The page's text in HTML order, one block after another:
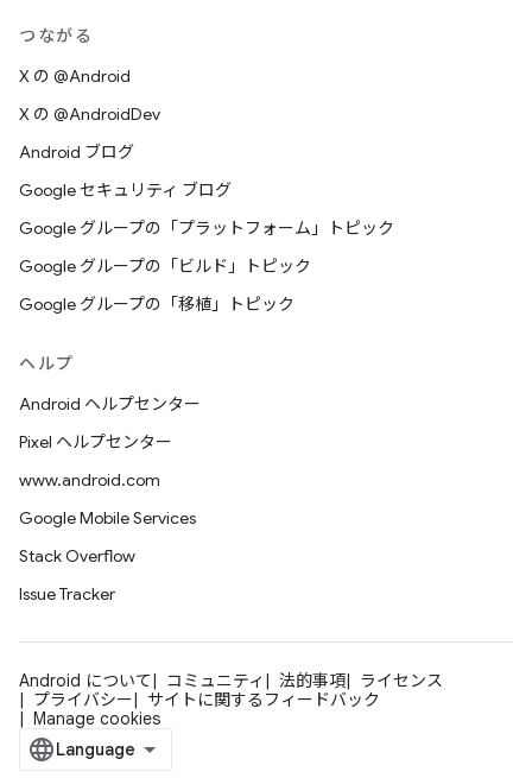
つながる
X の @Android
X の @AndroidDev
Android ブログ
Google セキュリティ ブログ
Google グループの「プラットフォーム」トピック
Google グループの「ビルド」トピック
Google グループの「移植」トピック
ヘルプ
Android ヘルプセンター
Pixel ヘルプセンター
www.android.com
Google Mobile Services
Stack Overflow
Issue Tracker
Android について コミュニティ 法的事項
ライセンス
プライバシー
サイトに関するフィードバック
Manage cookies